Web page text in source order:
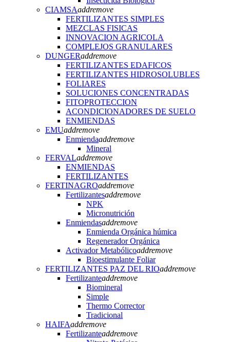
CIAMSAaddremove
FERTILIZANTES SIMPLES
MEZCLAS FISICAS
INNOVACION AGRICOLA
COMPLEJOS GRANULARES
DUNGERaddremove
FERTILIZANTES EDAFICOS
FERTILIZANTES HIDROSOLUBLES
FOLIARES
SOLUCIONES CONCENTRADAS
FITOPROTECCION
ACONDICIONADORES DE SUELO
ENMIENDAS
EMUaddremove
Enmiendaaddremove
Mineral
FERVALaddremove
ENMIENDAS
FERTILIZANTES
FERTINAGROaddremove
Fertilizantesaddremove
NPK
Micronutrición
Enmiendasaddremove
Enmienda Orgánica húmica
Regenerador Orgánica
Activador Metabólicoaddremove
Bioestimulante Foliar
FERTILIZANTES PAZ DEL RIOaddremove
Fertilizanteaddremove
Biomineral
Simple
Thermo Corrector
Tradicional
HAIFAaddremove
Fertilizanteaddremove